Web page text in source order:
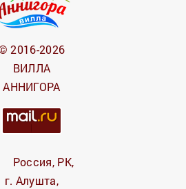
2016-2026
ВИЛЛА
АННИГОРА
Россия, РК,
г. Алушта,